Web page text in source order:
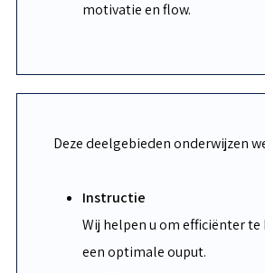
motivatie en flow.
Deze deelgebieden onderwijzen
Instructie
Wij helpen u om efficiënter te
een optimale ouput.